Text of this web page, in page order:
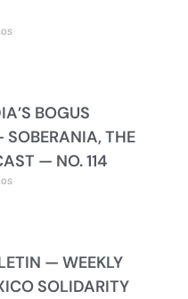
BOGUS
THE
— NO. 114
— WEEKLY
SOLIDARITY